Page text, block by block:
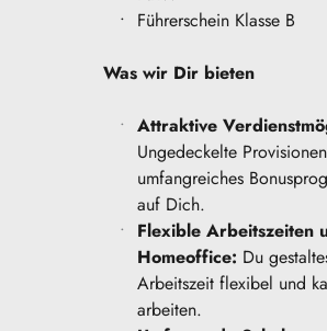
Führerschein Klasse B
Was wir Dir bieten
Attraktive
Ungedeckelte
umfangreiches
auf Dich.
Flexible Arbeitszeiten
Homeoffice: Du
Arbeitszeit flexibel und
arbeiten.